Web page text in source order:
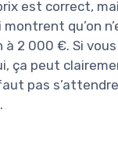
est correct,
qu’on
2 000 €. Si
ça peut
pas